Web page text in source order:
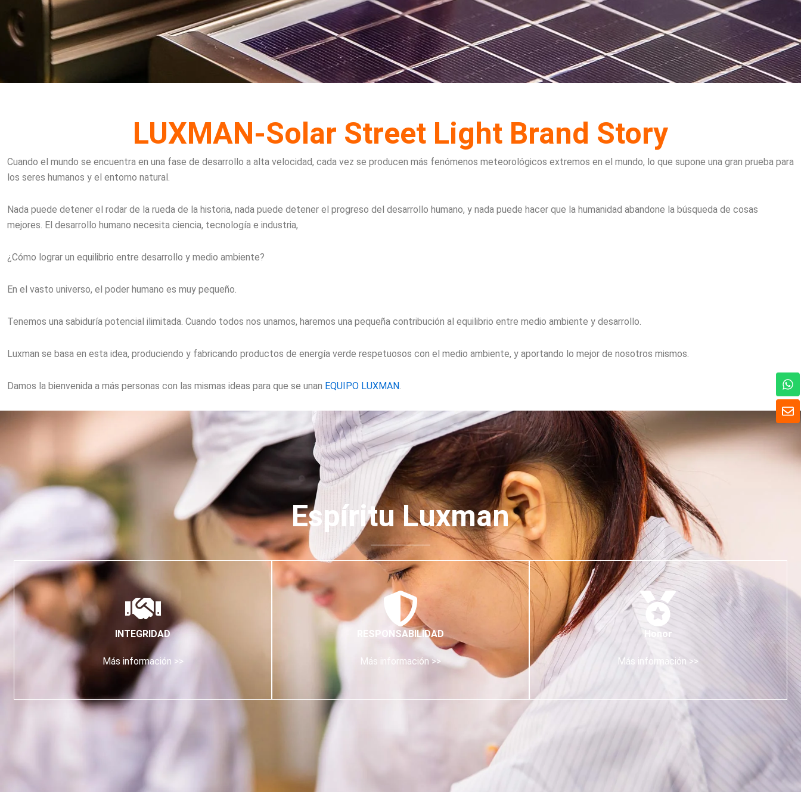
LUXMAN-Solar Street Light Brand Story
Cuando el mundo se encuentra en una fase de desarrollo a alta velocidad, cada vez se producen más fenómenos meteorológicos extremos en el mundo, lo que supone una gran prueba para
los seres humanos y el entorno natural.
Nada puede detener el rodar de la rueda de la historia, nada puede detener el progreso del desarrollo humano, y nada puede hacer que la humanidad abandone la búsqueda de cosas
mejores. El desarrollo humano necesita ciencia, tecnología e industria,
¿Cómo lograr un equilibrio entre desarrollo y medio ambiente?
En el vasto universo, el poder humano es muy pequeño.
Tenemos una sabiduría potencial ilimitada. Cuando todos nos unamos, haremos una pequeña contribución al equilibrio entre medio ambiente y desarrollo.
Luxman se basa en esta idea, produciendo y fabricando productos de energía verde respetuosos con el medio ambiente, y aportando lo mejor de nosotros mismos.
Damos la bienvenida a más personas con las mismas ideas para que se unan EQUIPO LUXMAN.
Espíritu Luxman
INTEGRIDAD
Más información >>
RESPONSABILIDAD
Más información >>
Honor
Más información >>
S
o
e
W
h
a
t
s
p